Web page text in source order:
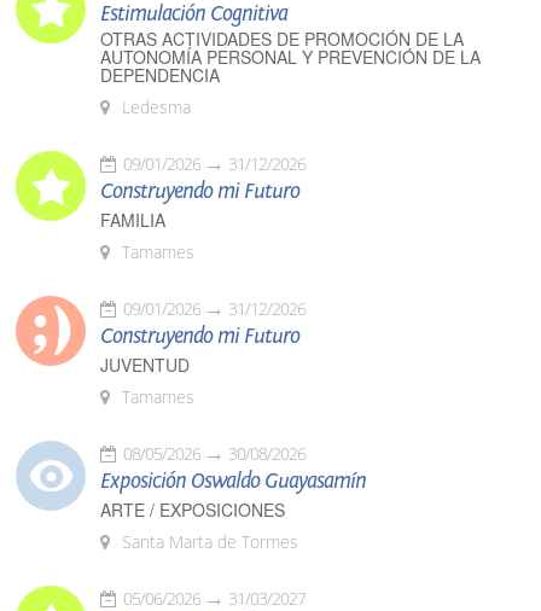
Estimulación Cognitiva
OTRAS ACTIVIDADES DE PROMOCIÓN DE LA
AUTONOMÍA PERSONAL Y PREVENCIÓN DE LA
DEPENDENCIA
Ledesma
09/01/2026 31/12/2026
Construyendo mi Futuro
FAMILIA
Tamames
09/01/2026 31/12/2026
Construyendo mi Futuro
JUVENTUD
Tamames
08/05/2026 30/08/2026
Exposición Oswaldo Guayasamín
ARTE / EXPOSICIONES
Santa Marta de Tormes
05/06/2026 31/03/2027